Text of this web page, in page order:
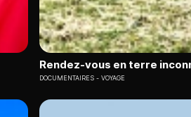
Rendez-vous en terre
DOCUMENTAIRES VOYAGE